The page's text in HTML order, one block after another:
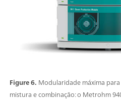
Figure 6. Modularidade máxima
mistura e combinação: o Metrohm